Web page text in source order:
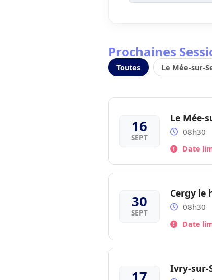
Prochaines
Toutes Le Mée-sur-
16
SEPT
Le Mée-
08h30
Date
30
SEPT
Cergy le
08h30
Date
17 Ivry-sur-